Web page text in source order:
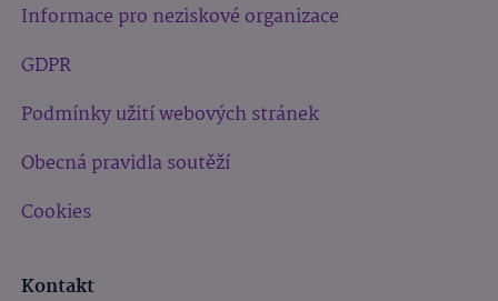
Informace pro neziskové organizace
GDPR
Podmínky užití webových stránek
Obecná pravidla soutěží
Cookies
Kontakt